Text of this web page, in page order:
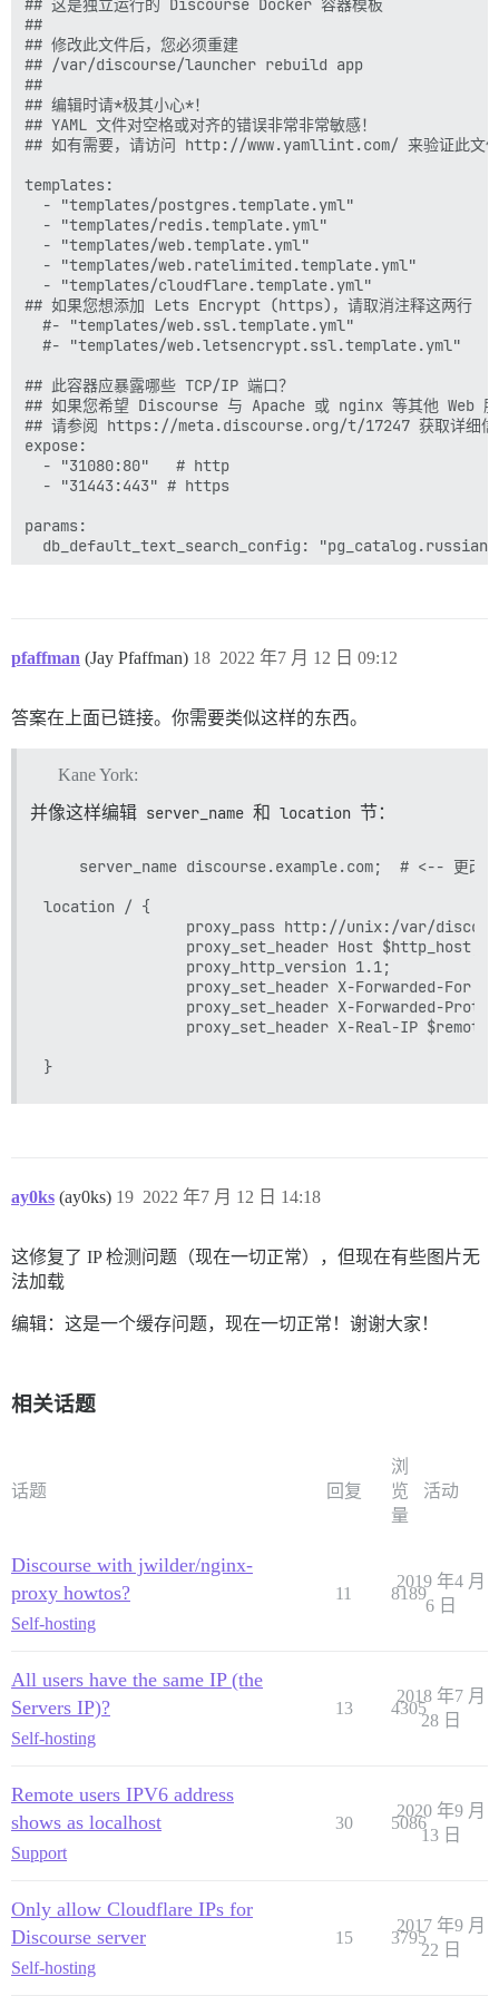
## 这是独立运行的 Discourse Docker 容器模板
##
## 修改此文件后，您必须重建
## /var/discourse/launcher rebuild app
##
## 编辑时请*极其小心*！
## YAML 文件对空格或对齐的错误非常非常敏感！
## 如有需要，请访问 http://www.yamllint.com/ 来验证此文
templates:
  - "templates/postgres.template.yml"
  - "templates/redis.template.yml"
  - "templates/web.template.yml"
  - "templates/web.ratelimited.template.yml"
  - "templates/cloudflare.template.yml"
## 如果您想添加 Lets Encrypt (https)，请取消注释这两行
  #- "templates/web.ssl.template.yml"
  #- "templates/web.letsencrypt.ssl.template.yml"
## 此容器应暴露哪些 TCP/IP 端口？
## 如果您希望 Discourse 与 Apache 或 nginx 等其他 Web 服
## 请参阅 https://meta.discourse.org/t/17247 获取详细信
expose:
  - "31080:80"   # http
  - "31443:443" # https
params:
  db_default_text_search_config: "pg_catalog.russian"
  ## 可以提高排序性能，但会增加每个连接的内存使用量
  ## 此容器应使用哪个 Git 版本？ (默认：tests-passed)
env:
  LC_ALL: ru_RU.UTF-8
  LANG: ru_RU.UTF-8
  DISCOURSE_DEFAULT_LOCALE: ru
  ## 支持多少并发 Web 请求？取决于内存和 CPU 核心。
## 将由 bootstrap 根据检测到的 CPU 自动设置，或者您可以
  UNICORN_WORKERS: 8
  ## TODO：此 Discourse 实例将响应的域名
  ## 必需。Discourse 不能使用纯 IP 地址运行。
  DISCOURSE_HOSTNAME: 'zeronet.space'
## 如果您希望容器以与上面指定的相同主机名 (-h 选项) 启动
  DISCOURSE_DEVELOPER_EMAILS: 'contact@zeronet.space'
  # 需要 SMTP 地址、用户名和密码
  # 警告：SMTP 密码中的字符 '#' 可能会导致问题！
  DISCOURSE_SMTP_ADDRESS: smtp.zeronet.space
  DISCOURSE_SMTP_USER_NAME: noreply@zeronet.space
  DISCOURSE_SMTP_AUTHENTICATION: login
  DISCOURSE_SMTP_OPENSSL_VERIFY_MODE: none
## 如果您添加了 Lets Encrypt 模板，请取消注释下方以获取
  #LETSENCRYPT_ACCOUNT_EMAIL: me@example.com
## 请参阅 https://meta.discourse.org/t/14857 获取详
#DISCOURSE_CDN_URL: https://discourse-
  ## 用于 IP 地址查找的 maxmind 地理位置 IP 地址密钥
  #DISCOURSE_MAXMIND_LICENSE_KEY: 1234567890123456
## Docker 容器是无状态的；所有数据都存储在 /shared 中
volumes:
  - volume:
      guest: /shared
  - volume:
host: /var/discourse/shared/standalone/log/
      guest: /var/log
## 请参阅 https://meta.discourse.org/t/19157 获取详细信
hooks:
  after_code:
    - exec:
pfaffman (Jay Pfaffman) 2022 年7 月 12 日 09:12
18
答案在上面已链接。你需要类似这样的东西。
Kane York:
并像这样编辑 server_name 和 location 节：
server_name discourse.example.com;  # <-- 更改
location / {
proxy_pass http://unix:/var/
                proxy_set_header Host $http_host;
                proxy_http_version 1.1;
proxy_set_header X-Forwarded-For
proxy_set_header X-Forwarded-Proto
proxy_set_header X-Real-IP
ay0ks (ay0ks) 2022 年7 月 12 日 14:18
19
这修复了 IP 检测问题（现在一切正常），但现在有些图片无
法加载
编辑：这是一个缓存问题，现在一切正常！谢谢大家！
相关话题
话题 回复
浏
览
量
活动
Discourse with jwilder/nginx-
proxy howtos?
Self-hosting
11 8189
2019 年4 月
6 日
All users have the same IP (the
Servers IP)?
Self-hosting
13 4305
2018 年7 月
28 日
Remote users IPV6 address
shows as localhost
Support
30 5086
2020 年9 月
13 日
Only allow Cloudflare IPs for
Discourse server
Self-hosting
15 3795
2017 年9 月
22 日